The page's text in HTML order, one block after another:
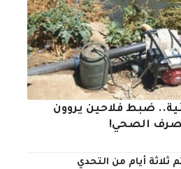
ضبط فلاحين يروون
الصحي!
أيام من التحدي